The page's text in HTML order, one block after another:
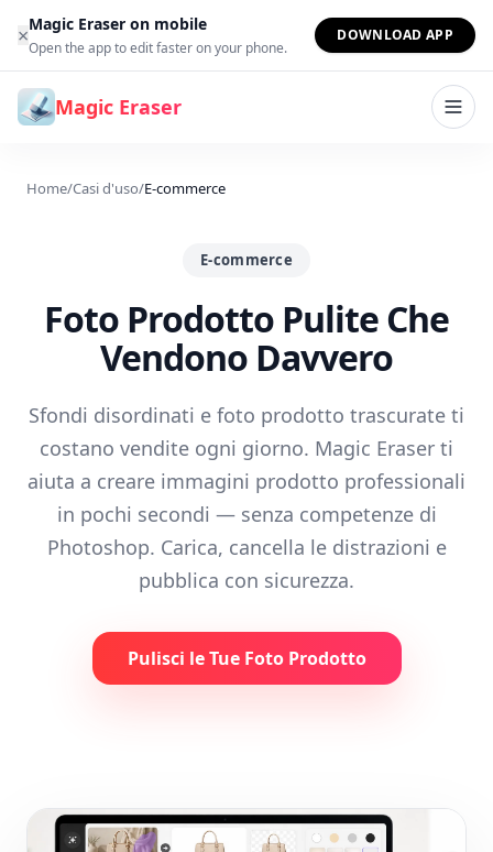
Vai al contenuto
×Magic Eraser on mobile
Open the app to edit faster on your phone.
DOWNLOAD APP
Magic Eraser
Home/Casi d'uso/E-commerce
E-commerce
Foto Prodotto Pulite Che
Vendono Davvero
Sfondi disordinati e foto prodotto trascurate ti
costano vendite ogni giorno. Magic Eraser ti
aiuta a creare immagini prodotto professionali
in pochi secondi — senza competenze di
Photoshop. Carica, cancella le distrazioni e
pubblica con sicurezza.
Pulisci le Tue Foto Prodotto